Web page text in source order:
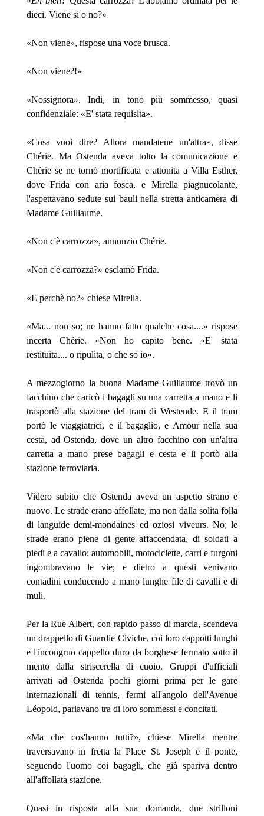
dieci. Viene si o no?»
«Non viene», rispose una voce brusca.
«Non viene?!»
«Nossignora». Indi, in tono più sommesso, quasi
confidenziale: «E' stata requisita».
«Cosa vuoi dire? Allora mandatene un'altra», disse
Chérie. Ma Ostenda aveva tolto la comunicazione e
Chérie se ne tornò mortificata e attonita a Villa Esther,
dove Frida con aria fosca, e Mirella piagnucolante,
l'aspettavano sedute sui bauli nella stretta anticamera di
Madame Guillaume.
«Non c'è carrozza», annunzio Chérie.
«Non c'è carrozza?» esclamò Frida.
«E perchè no?» chiese Mirella.
«Ma... non so; ne hanno fatto qualche cosa....» rispose
incerta Chérie. «Non ho capito bene. «E' stata
restituita.... o ripulita, o che so io».
A mezzogiorno la buona Madame Guillaume trovò un
facchino che caricò i bagagli su una carretta a mano e li
trasportò alla stazione del tram di Westende. E il tram
portò le viaggiatrici, e il bagaglio, e Amour nella sua
cesta, ad Ostenda, dove un altro facchino con un'altra
carretta a mano prese bagagli e cesta e li portò alla
stazione ferroviaria.
Videro subito che Ostenda aveva un aspetto strano e
nuovo. Le strade erano affollate, ma non dalla solita folla
di languide demi-mondaines ed oziosi viveurs. No; le
strade erano piene di gente affaccendata, di soldati a
piedi e a cavallo; automobili, motociclette, carri e furgoni
ingombravano le vie; e dietro a questi venivano
contadini conducendo a mano lunghe file di cavalli e di
muli.
Per la Rue Albert, con rapido passo di marcia, scendeva
un drappello di Guardie Civiche, coi loro cappotti lunghi
e l'incongruo cappello duro da borghese fermato sotto il
mento dalla striscerella di cuoio. Gruppi d'ufficiali
arrivati ad Ostenda pochi giorni prima per le gare
internazionali di tennis, fermi all'angolo dell'Avenue
Léopold, parlavano tra di loro sommessi e concitati.
«Ma che cos'hanno tutti?», chiese Mirella mentre
traversavano in fretta la Place St. Joseph e il ponte,
seguendo l'uomo coi bagagli, che già spariva dentro
all'affollata stazione.
Quasi in risposta alla sua domanda, due strilloni